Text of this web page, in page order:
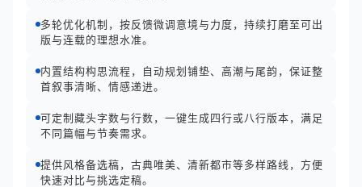
多轮优化机制，按反馈微调意境与力度，持续打磨至可出
版与连载的理想水准。
内置结构构思流程，自动规划铺垫、高潮与尾韵，保证整
首叙事清晰、情感递进。
可定制藏头字数与行数，一键生成四行或八行版本，满足
不同篇幅与节奏需求。
提供风格备选稿，古典唯美、清新都市等多样路线，方便
快速对比与挑选定稿。